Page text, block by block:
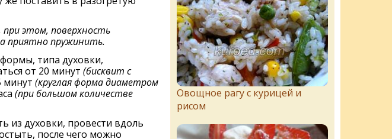
при этом, поверхность
приятно пружинить.
типа духовки,
от 20 минут (бисквит с
минут (круглая форма диаметром
(при большом количестве
из духовки, провести вдоль
после чего можно
Овощное рагу с курицей и
рисом